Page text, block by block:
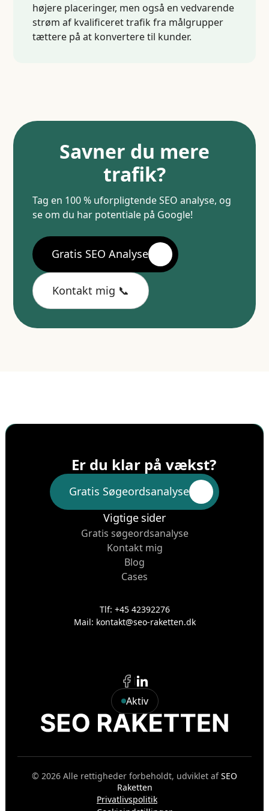
højere placeringer, men også en vedvarende
strøm af kvalificeret trafik fra målgrupper
tættere på at konvertere til kunder.
Savner du mere
trafik?
Tag en 100 % uforpligtende SEO analyse, og
se om du har potentiale på Google!
Gratis SEO Analyse
Gratis SEO Analyse
Kontakt mig 📞
Se mine cases
Er du klar på vækst?
Gratis Søgeordsanalyse
Gratis Søgeordsanalyse
Vigtige sider
Gratis søgeordsanalyse
Kontakt mig
Blog
Cases
Tlf: +45 42392276
Mail: kontakt@seo-raketten.dk
Aktiv
© 2026 Alle rettigheder forbeholdt, udviklet afSEO
Raketten
Privatlivspolitik